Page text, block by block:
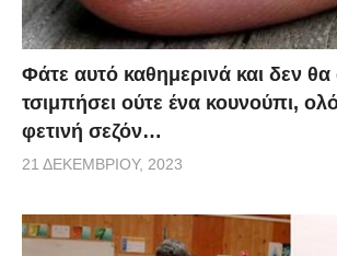
Φάτε αυτό καθημερινά και δεν θα
τσιμπήσει ούτε ένα κουνούπι,
φετινή σεζόν…
21 ΔΕΚΕΜΒΡΊΟΥ, 2023